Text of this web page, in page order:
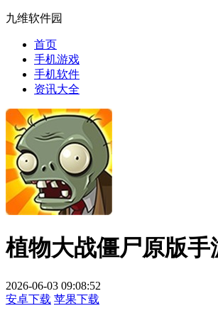
九维软件园
首页
手机游戏
手机软件
资讯大全
植物大战僵尸原版手
2026-06-03 09:08:52
安卓下载 苹果下载